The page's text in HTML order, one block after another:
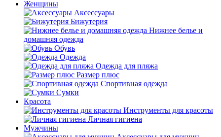
Женщины
Аксессуары
Бижутерия
Нижнее белье и
домашняя одежда
Обувь
Одежда
Одежда для пляжа
Размер плюс
Спортивная одежда
Сумки
Красота
Инструменты для красоты
Личная гигиена
Мужчины